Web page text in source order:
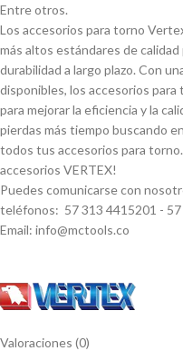
Entre otros.
Los accesorios para torno
más altos estándares de
durabilidad a largo plazo. Con
disponibles, los accesorios
para mejorar la eficiencia y la
pierdas más tiempo buscando
todos tus accesorios para
accesorios VERTEX!
Puedes comunicarse con
teléfonos: 57 313 4415201 -
Email: info@mctools.co
Valoraciones (0)